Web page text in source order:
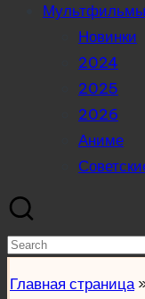
Мультфильмы
Новинки
2024
2025
2026
Аниме
Search
Главная страница